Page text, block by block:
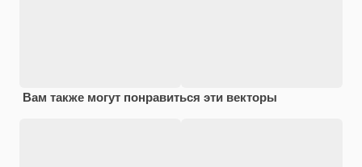
Вам также могут понравиться эти векторы